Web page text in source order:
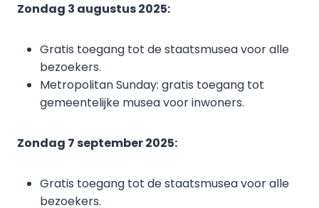
Zondag 3 augustus 2025:
Gratis toegang tot de staatsmusea voor alle
bezoekers.
Metropolitan Sunday: gratis toegang tot
gemeentelijke musea voor inwoners.
Zondag 7 september 2025:
Gratis toegang tot de staatsmusea voor alle
bezoekers.